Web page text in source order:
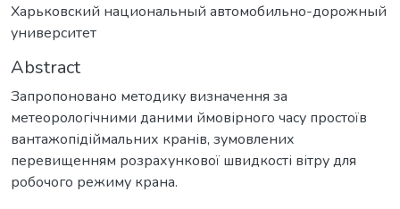
Харьковский национальный автомобильно-дорожный
университет
Abstract
Запропоновано методику визначення за
метеорологічними даними ймовірного часу простоїв
вантажопідіймальних кранів, зумовлених
перевищенням розрахункової швидкості вітру для
робочого режиму крана.